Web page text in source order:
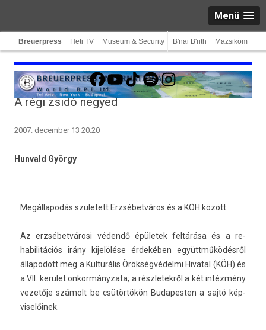
Menü
Breuerpress Heti TV Museum & Security B'nai B'rith Mazsiköm
Facebook
YouTube
TikTokSpotifyInstagram
A régi zsidó negyed
2007. december 13 20:20
Hunvald György
Megállapodás született Erzsébetváros és a KÖH között
Az erzsébetvárosi védendő épületek feltárása és a re­
habilitációs irány kijelölése érdekében együttműködésről
állapodott meg a Kul­turális Örökségvédelmi Hivat­al (KÖH) és
a VII. kerület önkor­mányzata; a részletek­ről a két intézmény
vezetője számolt be csütörtökön Budapest­en a sajtó kép­
viselőinek.